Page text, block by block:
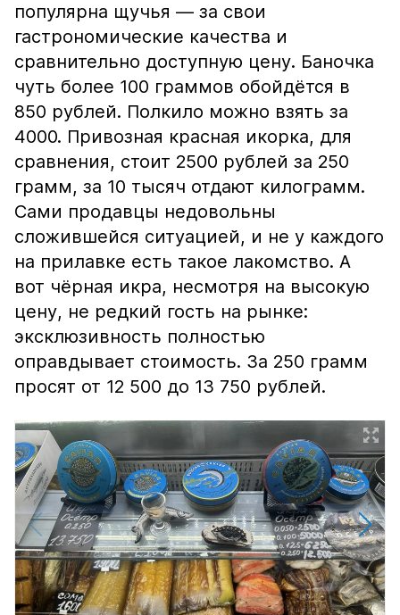
популярна щучья — за свои
гастрономические качества и
сравнительно доступную цену. Баночка
чуть более 100 граммов обойдётся в
850 рублей. Полкило можно взять за
4000. Привозная красная икорка, для
сравнения, стоит 2500 рублей за 250
грамм, за 10 тысяч отдают килограмм.
Сами продавцы недовольны
сложившейся ситуацией, и не у каждого
на прилавке есть такое лакомство. А
вот чёрная икра, несмотря на высокую
цену, не редкий гость на рынке:
эксклюзивность полностью
оправдывает стоимость. За 250 грамм
просят от 12 500 до 13 750 рублей.